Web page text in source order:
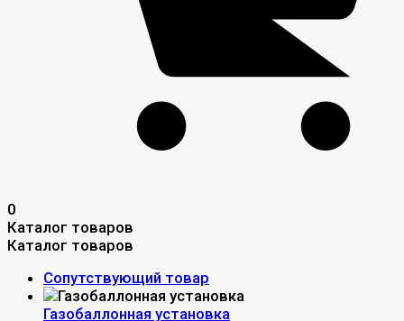
0
Каталог товаров
Каталог товаров
Сопутствующий товар
Газобаллонная установка